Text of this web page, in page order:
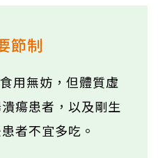
節制
用無妨，但體質虛
瘍患者，以及剛生
者不宜多吃。